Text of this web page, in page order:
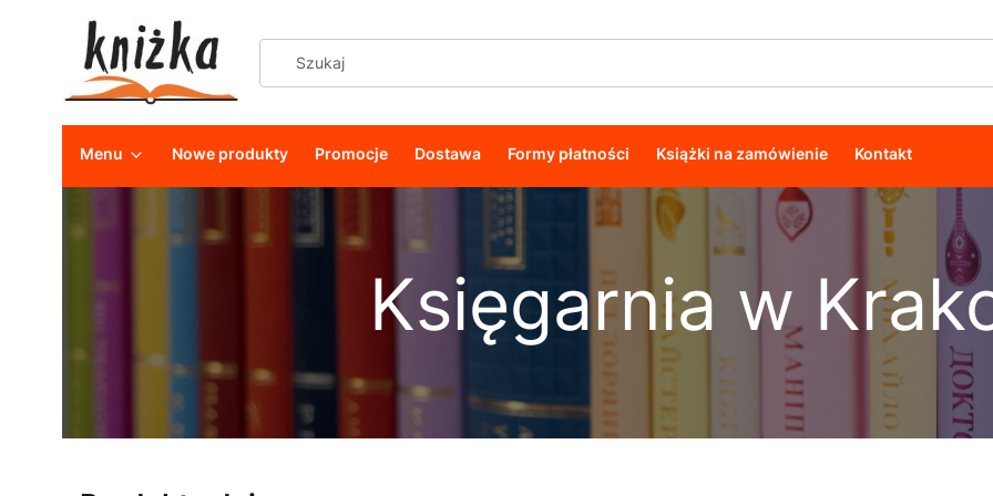
Menu Nowe produkty Promocje Dostawa Formy płatności Książki na zamówienie Kontakt
Księgarnia w